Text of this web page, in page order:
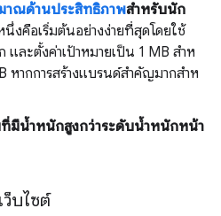
าณด้านประสิทธิภาพสำหรับนัก
นึ่งคือเริ่มต้นอย่างง่ายที่สุดโดยใช้
และตั้งค่าเป้าหมายเป็น 1 MB สําห
หากการสร้างแบรนด์สําคัญมากสําห
ที่มีน้ำหนักสูงกว่าระดับน้ำหนักหน้า
บไซต์